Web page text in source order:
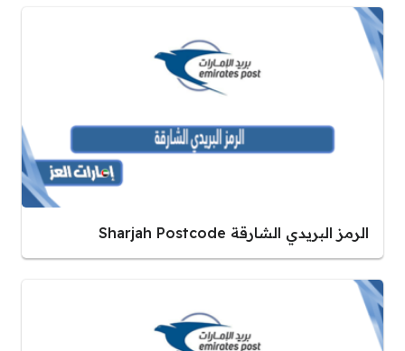
الرمز البريدي الشارقة Sharjah Postcode